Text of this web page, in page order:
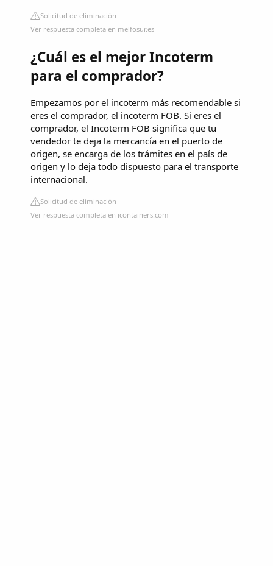
Solicitud de eliminación
Ver respuesta completa en melfosur.es
¿Cuál es el mejor Incoterm
para el comprador?
Empezamos por el incoterm más recomendable si
eres el comprador, el incoterm FOB. Si eres el
comprador, el Incoterm FOB significa que tu
vendedor te deja la mercancía en el puerto de
origen, se encarga de los trámites en el país de
origen y lo deja todo dispuesto para el transporte
internacional.
Solicitud de eliminación
Ver respuesta completa en icontainers.com